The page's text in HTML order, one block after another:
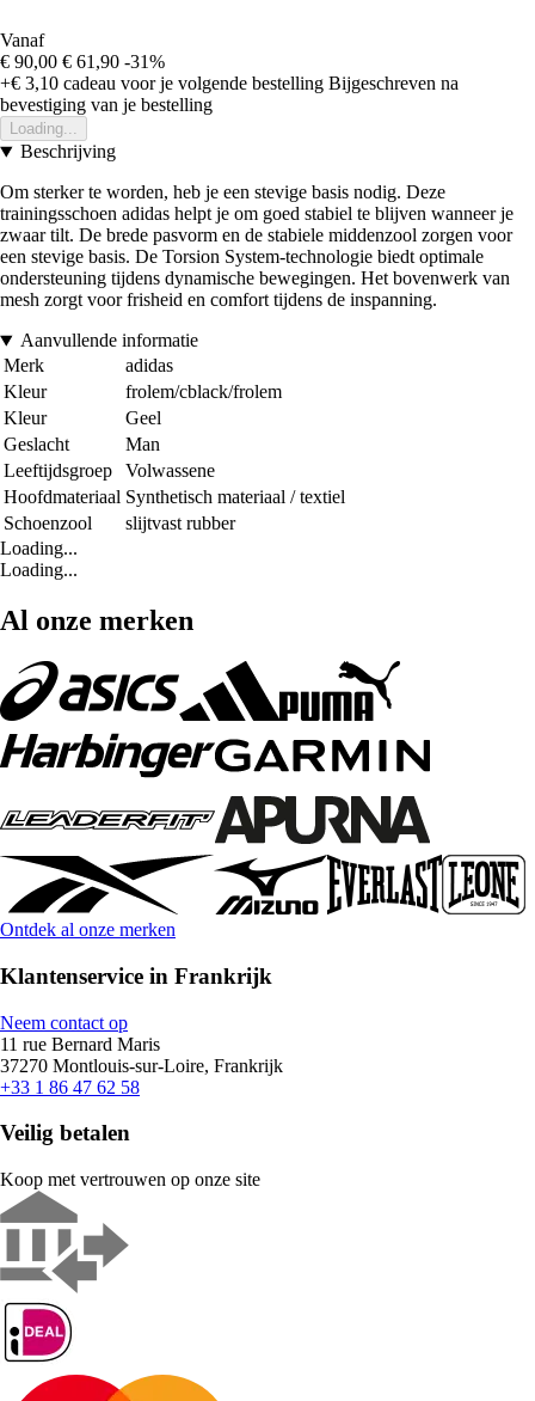
Vanaf
€ 90,00 € 61,90 -31%
+€ 3,10 cadeau voor je volgende bestelling Bijgeschreven na
bevestiging van je bestelling
Loading...
Beschrijving
Om sterker te worden, heb je een stevige basis nodig. Deze
trainingsschoen adidas helpt je om goed stabiel te blijven wanneer je
zwaar tilt. De brede pasvorm en de stabiele middenzool zorgen voor
een stevige basis. De Torsion System-technologie biedt optimale
ondersteuning tijdens dynamische bewegingen. Het bovenwerk van
mesh zorgt voor frisheid en comfort tijdens de inspanning.
Aanvullende informatie
Merk
adidas
Kleur
frolem/cblack/frolem
Kleur
Geel
Geslacht
Man
Leeftijdsgroep
Volwassene
Hoofdmateriaal Synthetisch materiaal / textiel
Schoenzool
slijtvast rubber
Loading...
Loading...
Al onze merken
Ontdek al onze merken
Klantenservice in Frankrijk
Neem contact op
11 rue Bernard Maris
37270 Montlouis-sur-Loire, Frankrijk
+33 1 86 47 62 58
Veilig betalen
Koop met vertrouwen op onze site